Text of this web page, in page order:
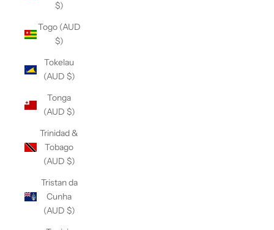
$)
Togo (AUD
$)
Tokelau
(AUD $)
Tonga
(AUD $)
Trinidad &
Tobago
(AUD $)
Tristan da
Cunha
(AUD $)